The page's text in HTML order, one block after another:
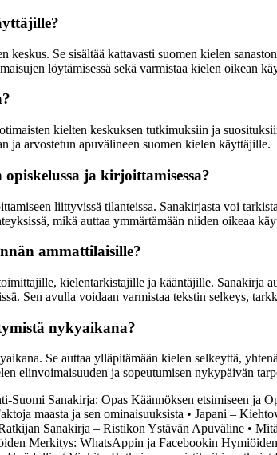
Se sisältää kattavasti suomen kielen
löytämisessä sekä varmistaa kielen oikean
kielten keskuksen tutkimuksiin ja
ja arvostetun apuvälineen suomen kielen käyttäjille.
ja kirjoittamisessa?
liittyvissä tilanteissa. Sanakirjasta voi
mikä auttaa ymmärtämään niiden oikeaa
ammattilaisille?
kielentarkistajille ja kääntäjille. Sanakirja
Sen avulla voidaan varmistaa tekstin selkeys,
nykyaikana?
Se auttaa ylläpitämään kielen selkeyttä,
elinvoimaisuuden ja sopeutumisen nykypäivän
Suomi Sanakirja: Opas Käännöksen etsimiseen ja
maasta ja sen ominaisuuksista • Japani –
Sanakirja – Ristikon Ystävän Apuväline •
Merkitys: WhatsAppin ja Facebookin